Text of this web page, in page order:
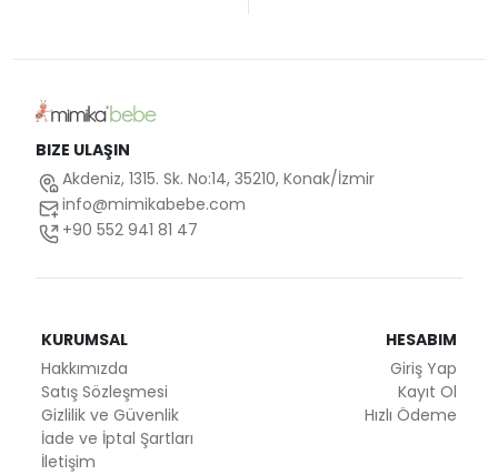
BIZE ULAŞIN
Akdeniz, 1315. Sk. No:14, 35210, Konak/İzmir
info@mimikabebe.com
+90 552 941 81 47
KURUMSAL
Hakkımızda
Satış Sözleşmesi
Gizlilik ve Güvenlik
İade ve İptal Şartları
İletişim
HESABIM
Giriş Yap
Kayıt Ol
Hızlı Ödeme